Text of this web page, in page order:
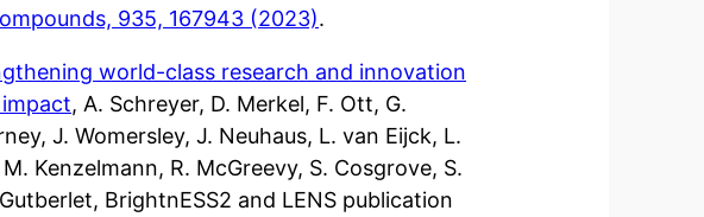
935, 167943 (2023).
world-class research and innovation
, A. Schreyer, D. Merkel, F. Ott, G.
J. Womersley, J. Neuhaus, L. van Eijck, L.
Kenzelmann, R. McGreevy, S. Cosgrove, S.
BrightnESS2 and LENS publication